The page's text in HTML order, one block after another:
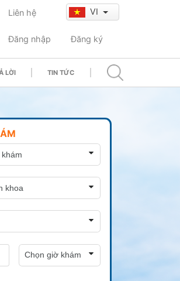
Liên hệ VI
Đăng nhập Đăng ký
LỜI TIN TỨC